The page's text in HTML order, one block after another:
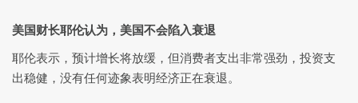
美国财长耶伦认为 ， 美国不会陷入衰退
耶伦表示，预计增长将放缓，但消费者支出非常强劲，投资支
出稳健，没有任何迹象表明经济正在衰退。